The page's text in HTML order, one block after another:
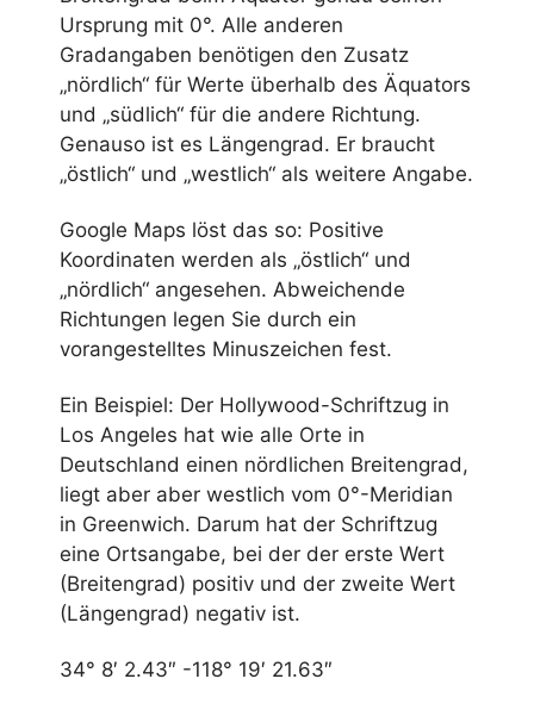
Ursprung mit 0°. Alle anderen
Gradangaben benötigen den Zusatz
„nördlich“ für Werte überhalb des Äquators
und „südlich“ für die andere Richtung.
Genauso ist es Längengrad. Er braucht
„östlich“ und „westlich“ als weitere Angabe.
Google Maps löst das so: Positive
Koordinaten werden als „östlich“ und
„nördlich“ angesehen. Abweichende
Richtungen legen Sie durch ein
vorangestelltes Minuszeichen fest.
Ein Beispiel: Der Hollywood-Schriftzug in
Los Angeles hat wie alle Orte in
Deutschland einen nördlichen Breitengrad,
liegt aber aber westlich vom 0°-Meridian
in Greenwich. Darum hat der Schriftzug
eine Ortsangabe, bei der der erste Wert
(Breitengrad) positiv und der zweite Wert
(Längengrad) negativ ist.
34° 8′ 2.43″ -118° 19′ 21.63″